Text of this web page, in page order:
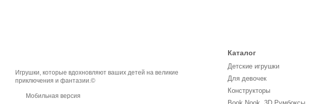
Игрушки, которые вдохновляют ваших детей на великие
приключения и фантазии.©
Мобильная версия
Каталог
Детские игрушки
Для девочек
Конструкторы